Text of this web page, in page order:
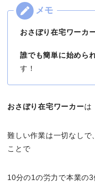
おさぼり在宅ワーカ
誰でも簡単に始めら
す！
おさぼり在宅ワーカーは
難しい作業は一切なしで
ことで
10分の1の労力で本業の